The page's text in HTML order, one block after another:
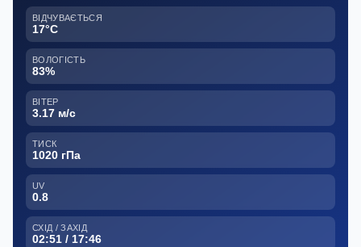
ВІДЧУВАЄТЬСЯ
17°C
ВОЛОГІСТЬ
83%
ВІТЕР
3.17 м/с
ТИСК
1020 гПа
UV
0.8
СХІД / ЗАХІД
02:51 / 17:46